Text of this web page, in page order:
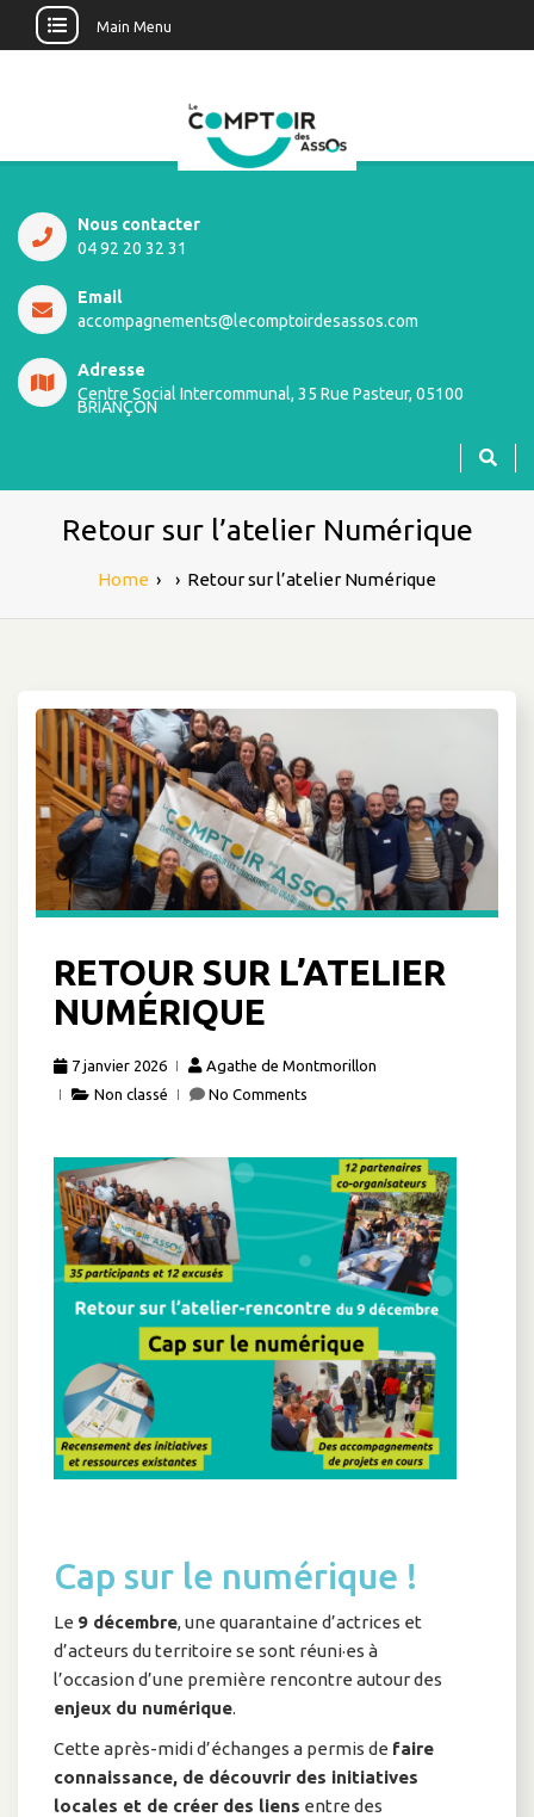
Main Menu
Nous contacter
04 92 20 32 31
Email
accompagnements@lecomptoirdesassos.com
Adresse
Centre Social Intercommunal, 35 Rue Pasteur, 05100
BRIANÇON
Retour sur l’atelier Numérique
Home › › Retour sur l’atelier Numérique
RETOUR SUR L’ATELIER
NUMÉRIQUE
7 janvier 2026
Agathe de Montmorillon
Non classé
No Comments
Cap sur le numérique !
Le 9 décembre, une quarantaine d’actrices et
d’acteurs du territoire se sont réuni·es à
l’occasion d’une première rencontre autour des
enjeux du numérique.
Cette après-midi d’échanges a permis de faire
connaissance, de découvrir des initiatives
locales et de créer des liens entre des